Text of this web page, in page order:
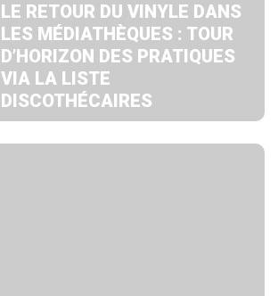
LE RETOUR DU VINYLE DANS
LES MÉDIATHÈQUES : TOUR
D’HORIZON DES PRATIQUES
VIA LA LISTE
DISCOTHÉCAIRES